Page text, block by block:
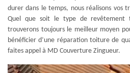
durer dans le temps, nous réalisons vos
Quel que soit le type de revêtement
trouverons toujours le meilleur moyen
bénéficier d’une réparation toiture de
faites appel à MD Couverture Zingueur.